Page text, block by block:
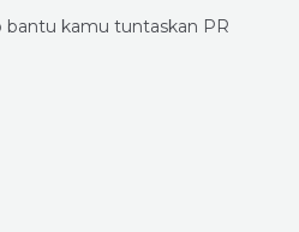
bantu kamu tuntaskan PR